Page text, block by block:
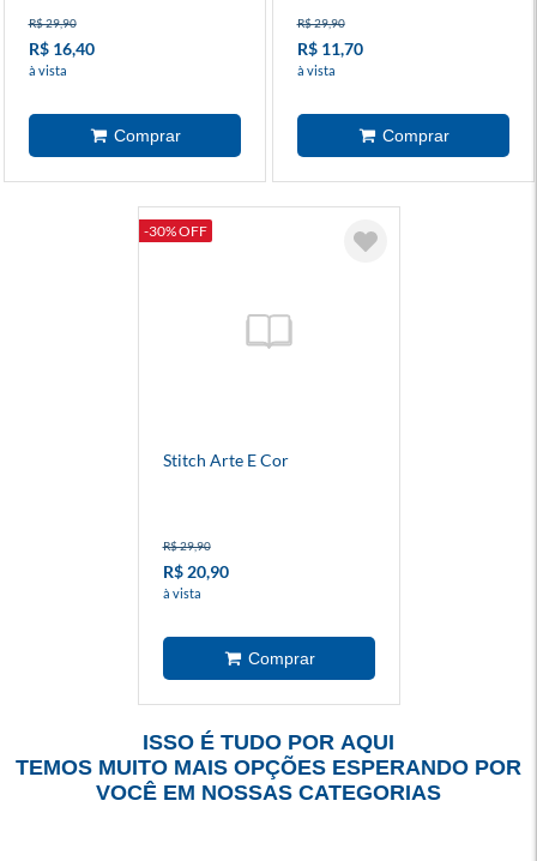
R$ 29,90
R$ 16,40
à vista
R$ 29,90
R$ 11,70
à vista
-30% OFF
Stitch Arte E Cor
R$ 29,90
R$ 20,90
à vista
ISSO É TUDO POR AQUI
TEMOS MUITO MAIS OPÇÕES ESPERANDO POR
VOCÊ EM NOSSAS CATEGORIAS